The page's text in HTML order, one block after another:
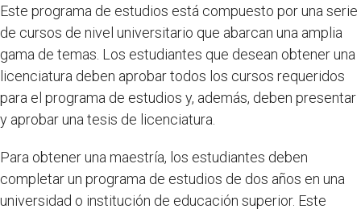
Este programa de estudios está compuesto por una serie
de cursos de nivel universitario que abarcan una amplia
gama de temas. Los estudiantes que desean obtener una
licenciatura deben aprobar todos los cursos requeridos
para el programa de estudios y, además, deben presentar
y aprobar una tesis de licenciatura.
Para obtener una maestría, los estudiantes deben
completar un programa de estudios de dos años en una
universidad o institución de educación superior. Este